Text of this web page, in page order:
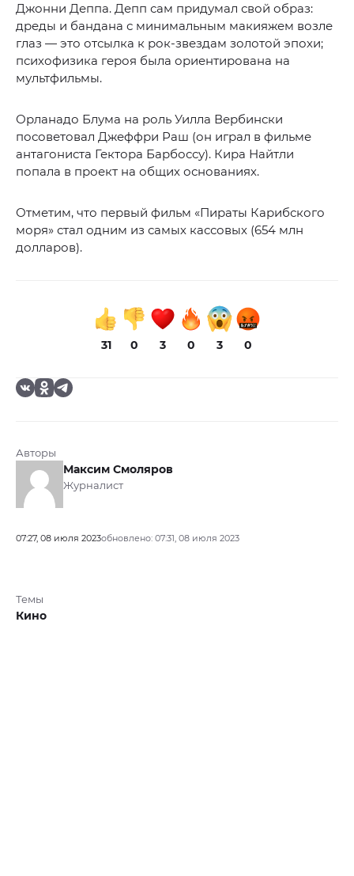
Джонни Деппа. Депп сам придумал свой образ:
дреды и бандана с минимальным макияжем возле
глаз — это отсылка к рок-звездам золотой эпохи;
психофизика героя была ориентирована на
мультфильмы.
Орланадо Блума на роль Уилла Вербински
посоветовал Джеффри Раш (он играл в фильме
антагониста Гектора Барбоссу). Кира Найтли
попала в проект на общих основаниях.
Отметим, что первый фильм «Пираты Карибского
моря» стал одним из самых кассовых (654 млн
долларов).
31 0 3 0 3 0
Авторы
Максим Смоляров
Журналист
07:27, 08 июля 2023обновлено: 07:31, 08 июля 2023
Темы
Кино